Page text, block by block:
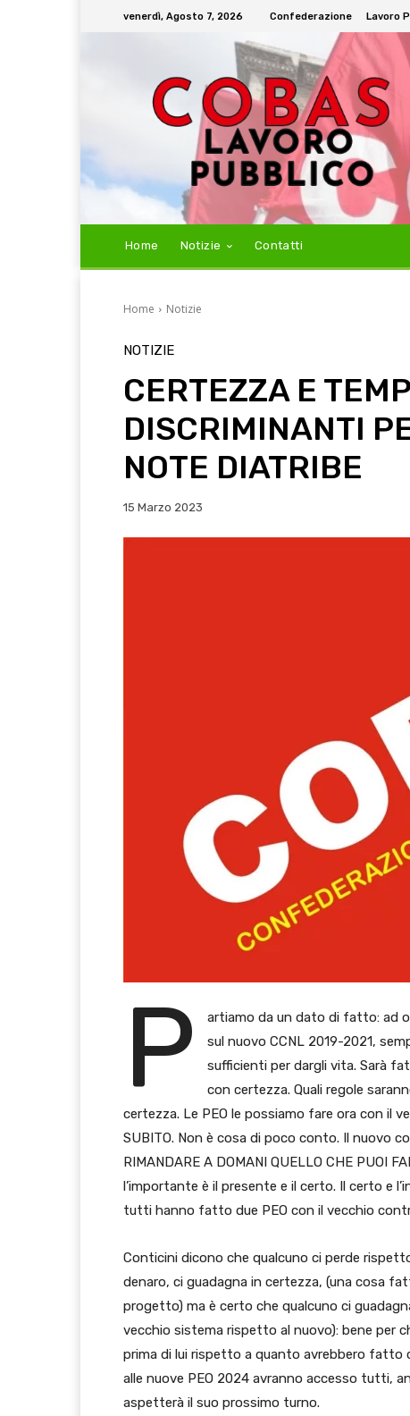
venerdì, Agosto 7, 2026 Confederazione Lavoro
Home Notizie Contatti
Home Notizie
NOTIZIE
CERTEZZA E
DISCRIMINANTI
NOTE DIATRIBE
15 Marzo 2023
P
artiamo da un dato di fatto: ad
sul nuovo CCNL 2019-2021,
sufficienti per dargli vita. Sarà
con certezza. Quali regole
certezza. Le PEO le possiamo fare ora con il
SUBITO. Non è cosa di poco conto. Il nuovo
RIMANDARE A DOMANI QUELLO CHE PUOI
l’importante è il presente e il certo. Il certo e
tutti hanno fatto due PEO con il vecchio
Conticini dicono che qualcuno ci perde
denaro, ci guadagna in certezza, (una cosa
progetto) ma è certo che qualcuno ci
vecchio sistema rispetto al nuovo): bene per
prima di lui rispetto a quanto avrebbero fatto
alle nuove PEO 2024 avranno accesso tutti,
aspetterà il suo prossimo turno.